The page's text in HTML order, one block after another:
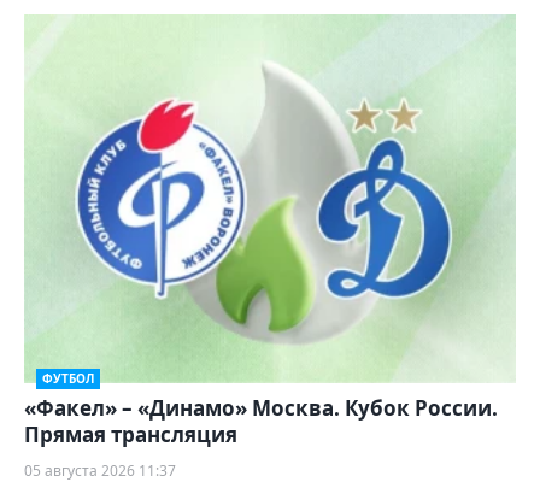
ФУТБОЛ
«Факел» – «Динамо» Москва. Кубок России.
Прямая трансляция
05 августа 2026 11:37